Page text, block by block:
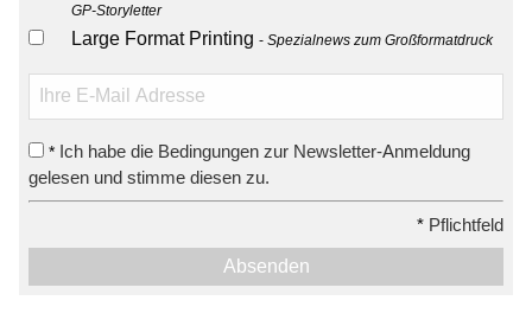
GP-Storyletter
Large Format Printing Spezialnews zum Großformatdruck
* Ich habe die Bedingungen zur Newsletter-Anmeldung
gelesen und stimme diesen zu.
* Pflichtfeld
Absenden